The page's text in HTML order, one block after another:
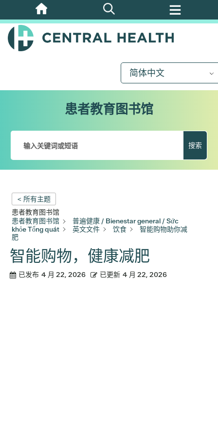
跳
至
主
简体中文
患者教育图书馆
搜索
< 所有主题
患者教育图书馆
患者教育图书馆
普遍健康 / Bienestar general / Sức
khỏe Tổng quát
英文文件 饮食
智能购物助你减
肥
智能购物，健康减肥
已发布 4 月 22, 2026 已更新 4 月 22, 2026